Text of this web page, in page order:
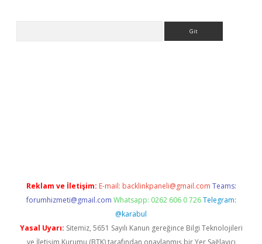
Reklam ve İletişim: E-mail: backlinkpaneli@gmail.com Teams:
forumhizmeti@gmail.com Whatsapp: 0262 606 0 726 Telegram:
@karabul
Yasal Uyarı: Sitemiz, 5651 Sayılı Kanun gereğince Bilgi Teknolojileri
ve İletişim Kurumu (BTK) tarafından onaylanmış bir Yer Sağlayıcı